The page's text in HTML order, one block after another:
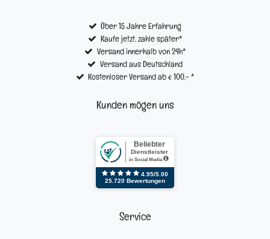
Über 15 Jahre Erfahrung
Kaufe jetzt, zahle später*
Versand innerhalb von 24h*
Versand aus Deutschland
Kostenloser Versand ab € 100,- *
Kunden mögen uns
Service